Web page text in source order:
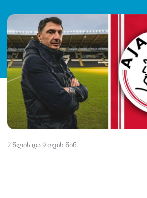
2 წლის და 9 თვის წინ